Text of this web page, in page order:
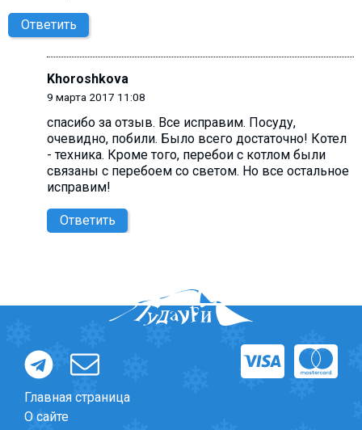
Ответить
Khoroshkova
9 марта 2017 11:08
спасибо за отзыв. Все исправим. Посуду,
очевидно, побили. Было всего достаточно! Котел
- техника. Кроме того, перебои с котлом были
связаны с перебоем со светом. Но все остальное
исправим!
Ответить
Главная страница
О сайте